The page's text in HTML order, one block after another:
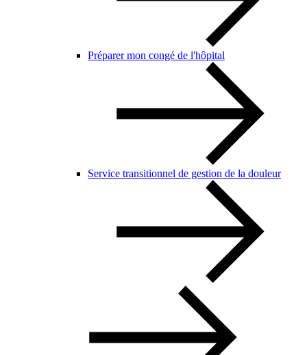
Préparer mon congé de l'hôpital
Service transitionnel de gestion de la douleur